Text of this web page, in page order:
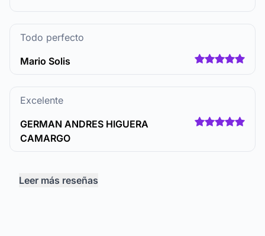
Todo perfecto
Mario Solis
Excelente
GERMAN ANDRES HIGUERA
CAMARGO
Leer más reseñas